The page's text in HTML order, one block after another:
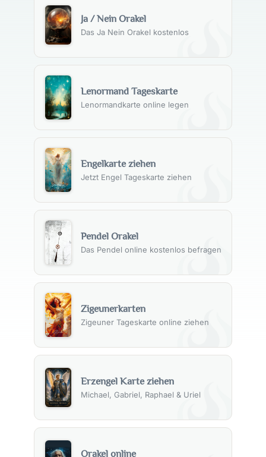
Ja / Nein Orakel
Das Ja Nein Orakel kostenlos
Lenormand Tageskarte
Lenormandkarte online legen
Engelkarte ziehen
Jetzt Engel Tageskarte ziehen
Pendel Orakel
Das Pendel online kostenlos befragen
Zigeunerkarten
Zigeuner Tageskarte online ziehen
Erzengel Karte ziehen
Michael, Gabriel, Raphael & Uriel
Orakel online